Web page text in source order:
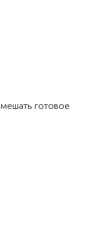
готовое